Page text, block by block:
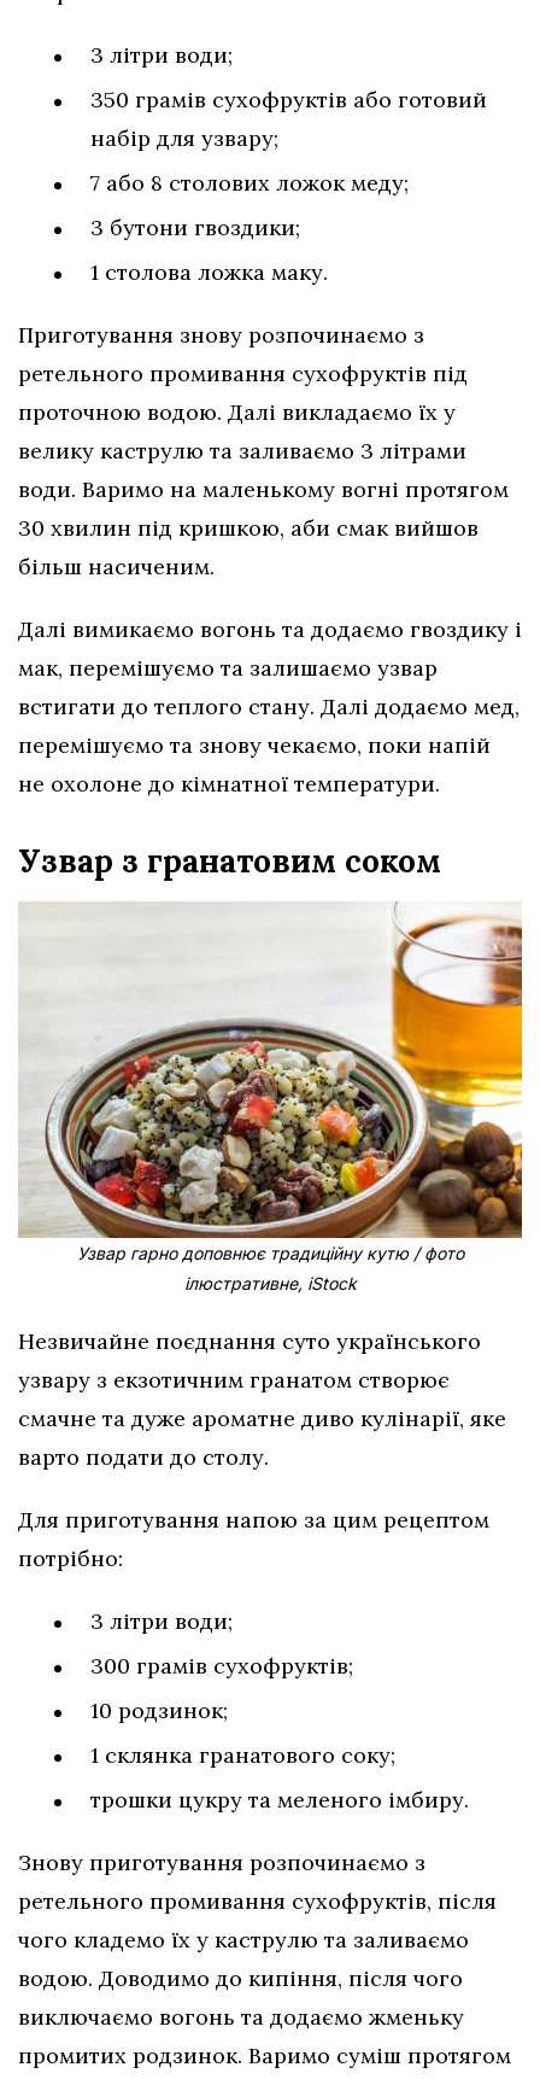
3 літри води;
350 грамів сухофруктів або готовий
набір для узвару;
7 або 8 столових ложок меду;
3 бутони гвоздики;
1 столова ложка маку.
Приготування знову розпочинаємо з
ретельного промивання сухофруктів під
проточною водою. Далі викладаємо їх у
велику каструлю та заливаємо 3 літрами
води. Варимо на маленькому вогні протягом
30 хвилин під кришкою, аби смак вийшов
більш насиченим.
Далі вимикаємо вогонь та додаємо гвоздику і
мак, перемішуємо та залишаємо узвар
встигати до теплого стану. Далі додаємо мед,
перемішуємо та знову чекаємо, поки напій
не охолоне до кімнатної температури.
Узвар з гранатовим соком
Узвар гарно доповнює традиційну кутю / фото
ілюстративне, iStock
Незвичайне поєднання суто українського
узвару з екзотичним гранатом створює
смачне та дуже ароматне диво кулінарії, яке
варто подати до столу.
Для приготування напою за цим рецептом
потрібно:
3 літри води;
300 грамів сухофруктів;
10 родзинок;
1 склянка гранатового соку;
трошки цукру та меленого імбиру.
Знову приготування розпочинаємо з
ретельного промивання сухофруктів, після
чого кладемо їх у каструлю та заливаємо
водою. Доводимо до кипіння, після чого
виключаємо вогонь та додаємо жменьку
промитих родзинок. Варимо суміш протягом